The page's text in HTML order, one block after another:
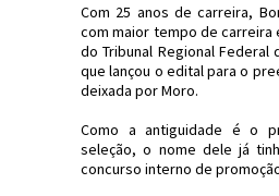
Com 25 anos de carreira,
com maior tempo de carreira
do Tribunal Regional Federal
que lançou o edital para o
deixada por Moro.
Como a antiguidade é o
seleção, o nome dele já
concurso interno de